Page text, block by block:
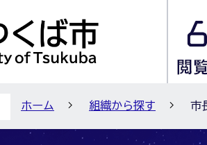
ホーム 組織から探す 市